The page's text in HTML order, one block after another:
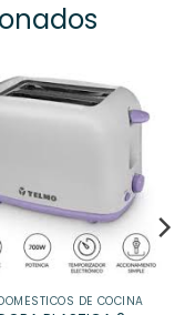
DE COCINA